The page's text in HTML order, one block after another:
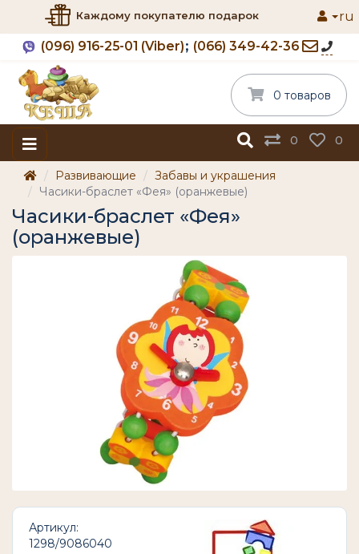
Каждому покупателю подарок
(096) 916-25-01 (Viber) (066) 349-42-36
ru
0 0
0 товаров
Развивающие
Забавы и украшения
Часики-браслет «Фея» (оранжевые)
Часики-браслет «Фея»
(оранжевые)
Артикул:
1298/9086040